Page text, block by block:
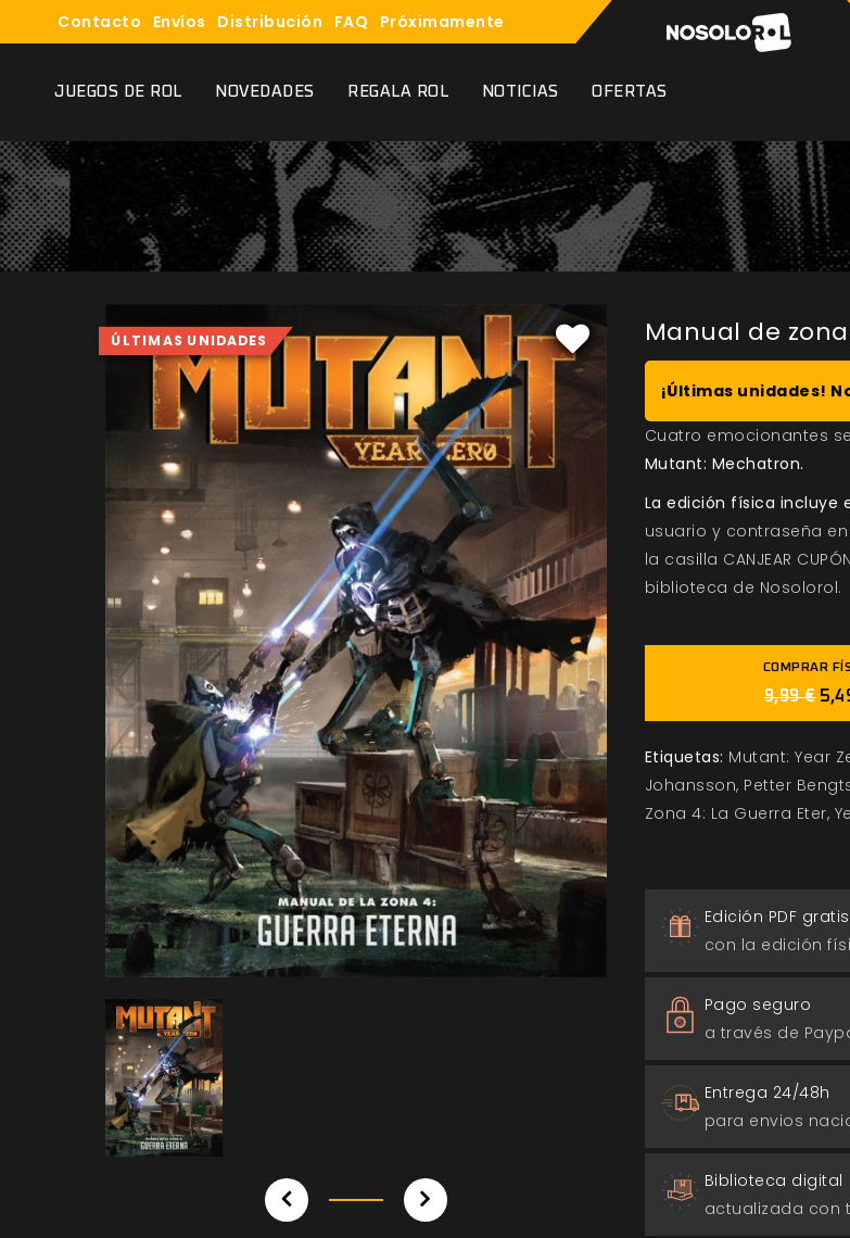
Contacto Envíos Distribución FAQ Próximamente
JUEGOS DE ROL NOVEDADES REGALA ROL NOTICIAS OFERTAS
ÚLTIMAS UNIDADES Manual de
¡Últimas unidades!
Cuatro emocionantes
Mutant: Mechatron.
La edición física incluye
usuario y contraseña
la casilla CANJEAR
biblioteca de Nosolorol.
COMPRAR
9,99 €
Etiquetas: Mutant: Year
Johansson Petter
Zona 4: La Guerra Eter
Edición PDF gratis
con la edición
Pago seguro
a través de
Entrega 24/48h
para envios
Biblioteca digital
actualizada con